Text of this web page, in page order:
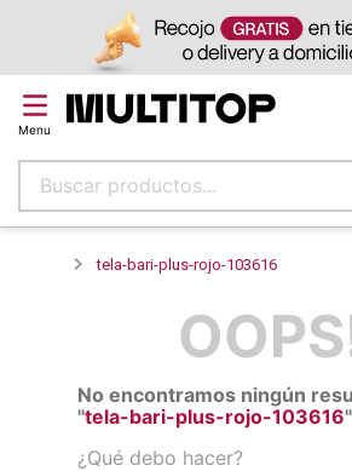
Buscar productos...
tela-bari-plus-rojo-103616
No encontramos ningún
"tela-bari-plus-rojo-103616"
¿Qué debo hacer?
espuma
piso